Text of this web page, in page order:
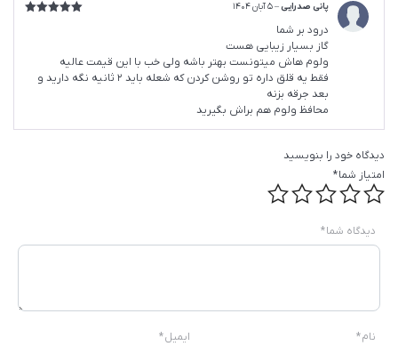
پانی صدرایی–5 آبان 1404
درود بر شما
گاز بسیار زیبایی هست
ولوم هاش میتونست بهتر باشه ولی خب با این قیمت عالیه
فقط یه قلق داره تو روشن کردن که شعله باید 2 ثانیه نگه دارید و
بعد جرقه بزنه
محافظ ولوم هم براش بگیرید
دیدگاه خود را بنویسید
امتیاز شما*
دیدگاه شما*
نام* ایمیل*